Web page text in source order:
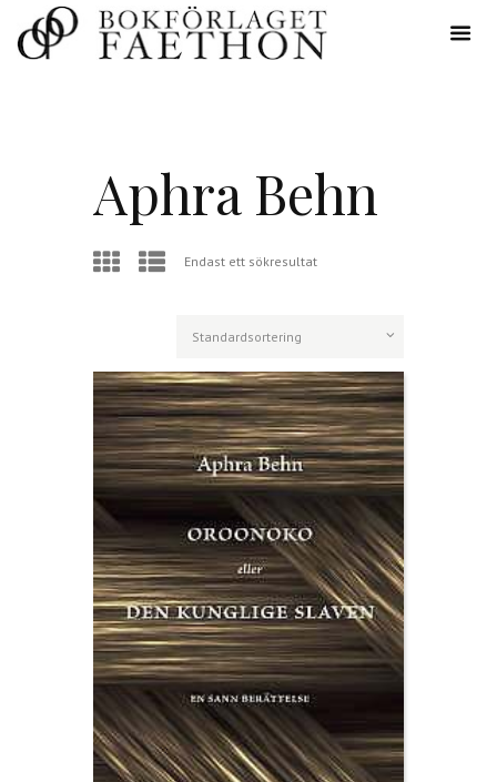
Aphra Behn
Endast ett sökresultat